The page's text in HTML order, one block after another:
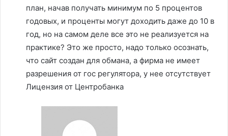
план, начав получать минимум по 5 процентов
годовых, и проценты могут доходить даже до 10 в
год, но на самом деле все это не реализуется на
практике? Это же просто, надо только осознать,
что сайт создан для обмана, а фирма не имеет
разрешения от гос регулятора, у нее отсутствует
Лицензия от Центробанка